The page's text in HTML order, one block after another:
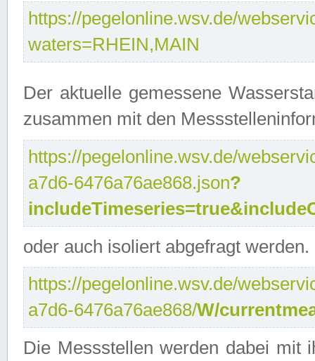
https://pegelonline.wsv.de/
waters=RHEIN,MAIN
Der aktuelle gemessene
zusammen mit den
https://pegelonline.wsv.de/
a7d6-6476a76ae868.json?
oder auch isoliert abgefragt werden.
https://pegelonline.wsv.de/
a7d6-6476a76ae868/W/
Die Messstellen werden dabei mit